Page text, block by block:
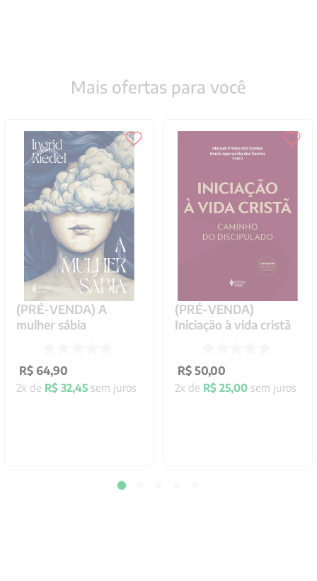
Mais ofertas para você
(PRÉ-VENDA) A
mulher sábia
R$ 64,90
2x de R$ 32,45 sem juros
(PRÉ-VENDA)
Iniciação à vida cristã
R$ 50,00
2x de R$ 25,00 sem juros